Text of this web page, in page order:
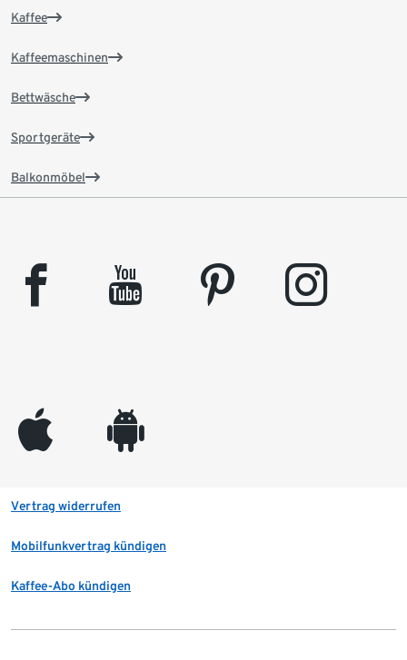
Kaffee
Kaffeemaschinen
Bettwäsche
Sportgeräte
Balkonmöbel
facebook youtube pinterest instagram
appleinc android
Vertrag widerrufen
Mobilfunkvertrag kündigen
Kaffee-Abo kündigen